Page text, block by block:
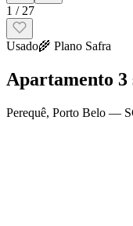
1 / 27
Usado🌾 Plano Safra
Apartamento 3
Perequê, Porto Belo —